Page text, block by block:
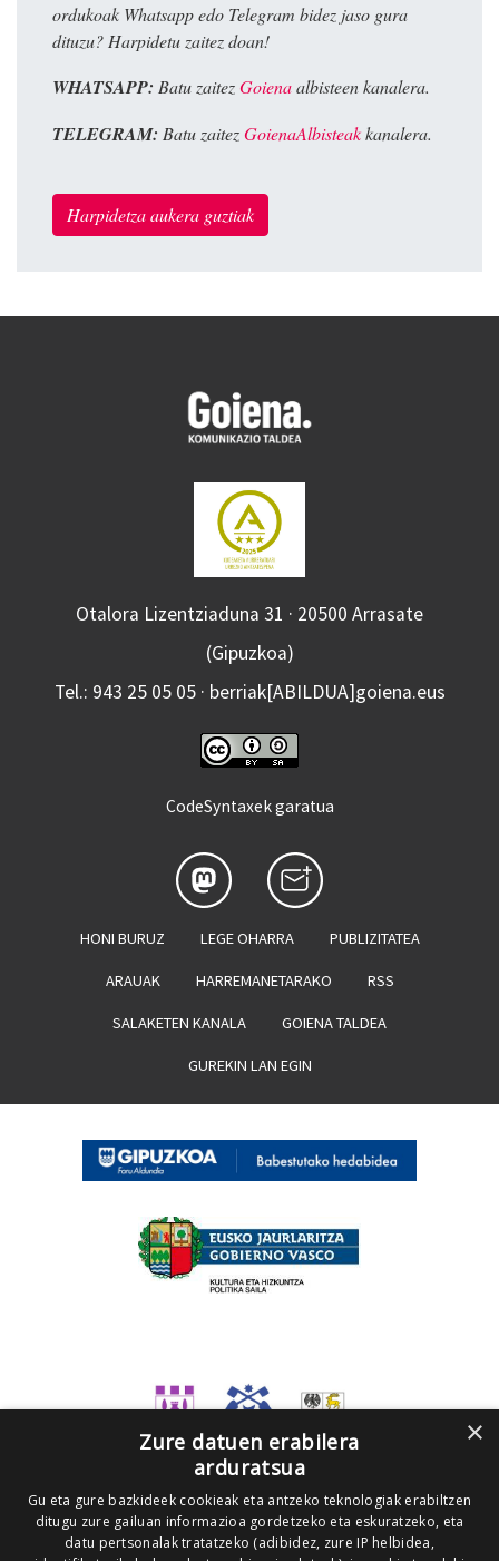
ordukoak Whatsapp edo Telegram bidez jaso gura
dituzu? Harpidetu zaitez doan!
WHATSAPP: Batu zaitezGoienaalbisteen kanalera.
TELEGRAM: Batu zaitezGoienaAlbisteakkanalera.
Harpidetza aukera guztiak
Otalora Lizentziaduna 31 · 20500 Arrasate
(Gipuzkoa)
Tel.: 943 25 05 05 · berriak[ABILDUA]goiena.eus
CodeSyntaxek garatua
HONI BURUZ LEGE OHARRA PUBLIZITATEA
ARAUAK HARREMANETARAKO RSS
SALAKETEN KANALA GOIENA TALDEA
GUREKIN LAN EGIN
×
Zure datuen erabilera
arduratsua
Gu eta gure bazkideek cookieak eta antzeko teknologiak erabiltzen
ditugu zure gailuan informazioa gordetzeko eta eskuratzeko, eta
datu pertsonalak tratatzeko (adibidez, zure IP helbidea,